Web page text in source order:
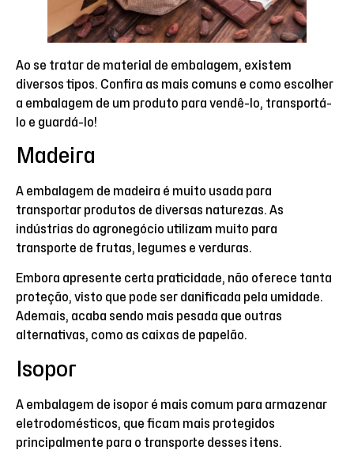
Ao se tratar de material de embalagem, existem
diversos tipos. Confira as mais comuns e como escolher
a embalagem de um produto para vendê-lo, transportá-
lo e guardá-lo!
Madeira
A embalagem de madeira é muito usada para
transportar produtos de diversas naturezas. As
indústrias do agronegócio utilizam muito para
transporte de frutas, legumes e verduras.
Embora apresente certa praticidade, não oferece tanta
proteção, visto que pode ser danificada pela umidade.
Ademais, acaba sendo mais pesada que outras
alternativas, como as caixas de papelão.
Isopor
A embalagem de isopor é mais comum para armazenar
eletrodomésticos, que ficam mais protegidos
principalmente para o transporte desses itens.